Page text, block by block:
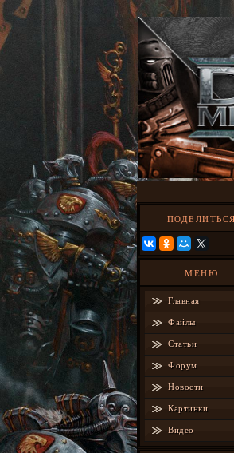
ПОДЕЛИТЬСЯ
МЕНЮ
Главная
Файлы
Статьи
Форум
Новости
Картинки
Видео